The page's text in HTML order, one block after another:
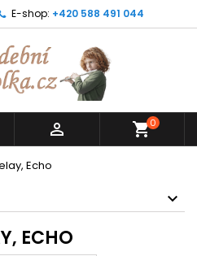
E-shop: +420 588 491 044
 shopping_cart0
Echo
ECHO